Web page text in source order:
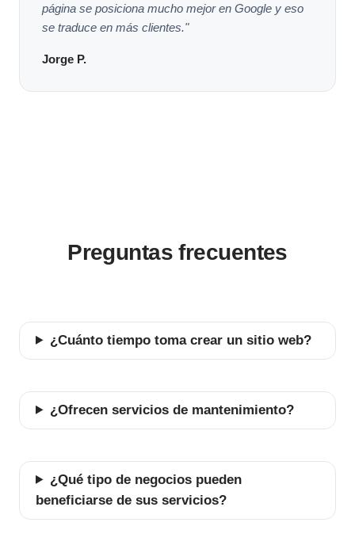
página se posiciona mucho mejor en Google y eso
se traduce en más clientes."
Jorge P.
Preguntas frecuentes
¿Cuánto tiempo toma crear un sitio web?
¿Ofrecen servicios de mantenimiento?
¿Qué tipo de negocios pueden
beneficiarse de sus servicios?